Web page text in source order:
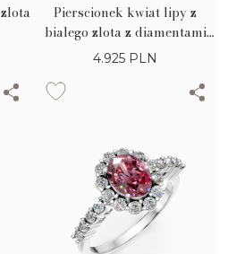
Pierscionek kwiat lipy z
bialego zlota z diamentami
0.09ct
4.925 PLN